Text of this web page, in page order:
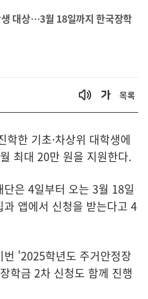
대상…3월 18일까지 한국장학
목록
한 기초·차상위 대학생에
최대 20만 원을 지원한다.
은 4일부터 오는 3월 18일
앱에서 신청을 받는다고 4
'2025학년도 주거안정장
학금 2차 신청도 함께 진행